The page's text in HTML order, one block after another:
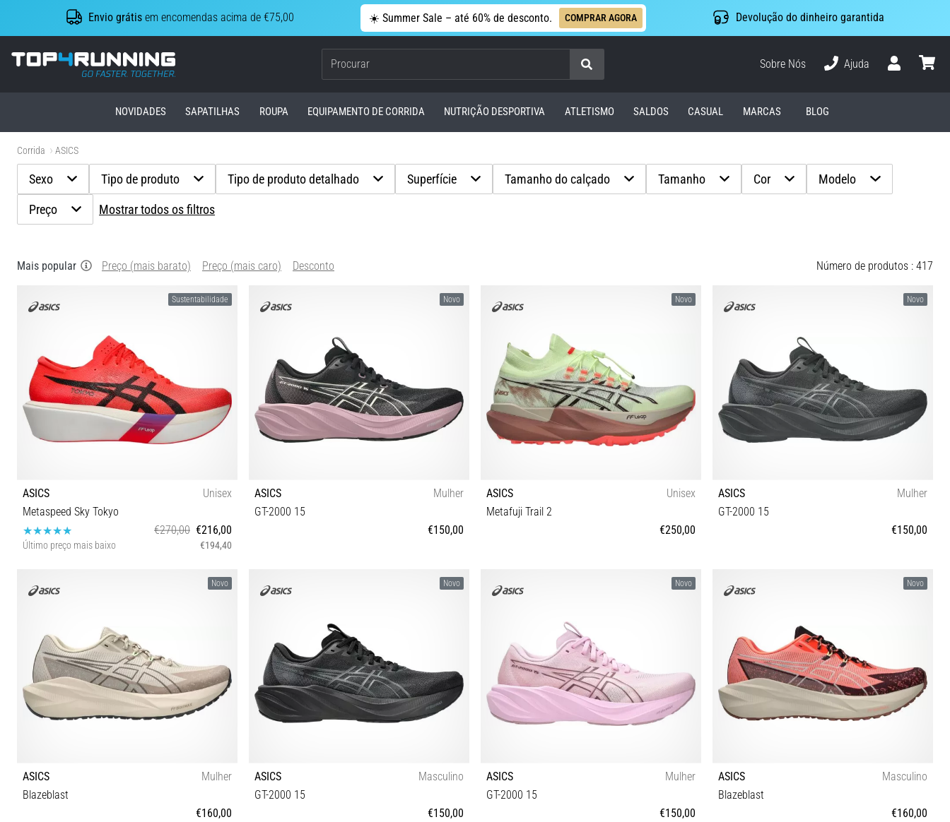
Envio grátis em encomendas acima de €75,00 ☀️ Summer Sale – até 60% de desconto. COMPRAR AGORA Devolução do dinheiro garantida
Top4Running.pt
Procurar
Sobre Nós
Ajuda
NOVIDADES SAPATILHAS ROUPA EQUIPAMENTO DE CORRIDA NUTRIÇÃO DESPORTIVA ATLETISMO SALDOS CASUAL MARCAS BLOG
Corrida ASICS
Sexo Tipo de produto Tipo de produto detalhado Superfície Tamanho do calçado Tamanho Cor Modelo
Preço Mostrar todos os filtros
Mais popular Preço (mais barato) Preço (mais caro) Desconto Número de produtos : 417
Sustentabilidade
ASICS
Unisex
Metaspeed Sky Tokyo
€270,00 €216,00
Último preço mais baixo €194,40
Novo
ASICS
Mulher
GT-2000 15
€150,00
Novo
ASICS
Unisex
Metafuji Trail 2
€250,00
37 37½ 38 39 39½ 40 40½ 41½ 42 42½ 43½ 44 44½
Novo
ASICS
Mulher
GT-2000 15
€150,00
Novo
ASICS
Mulher
Blazeblast
€160,00
Novo
ASICS
Masculino
GT-2000 15
€150,00
Novo
ASICS
Mulher
GT-2000 15
€150,00
Novo
ASICS
Masculino
Blazeblast
€160,00